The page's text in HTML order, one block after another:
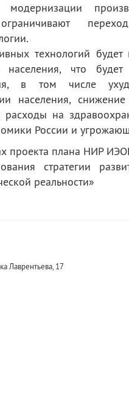
модернизации
технологий
что будет
в том числе
населения,
на
России и
проекта плана НИР
стратегии
реальности»
Лаврентьева, 17